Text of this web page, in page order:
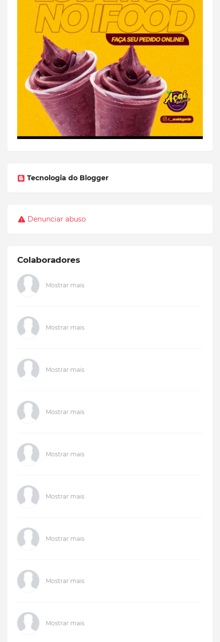
Tecnologia do Blogger
Denunciar abuso
Colaboradores
Mostrar mais
Mostrar mais
Mostrar mais
Mostrar mais
Mostrar mais
Mostrar mais
Mostrar mais
Mostrar mais
Mostrar mais